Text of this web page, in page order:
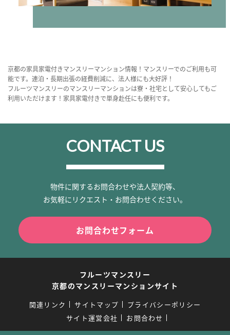
京都の家具家電付きマンスリーマンション情報！マンスリーでのご利用も可
能です。連泊・長期出張の経費削減に、法人様にも大好評！
フルーツマンスリーのマンスリーマンションは寮・社宅として安心してもご
利用いただけます！家具家電付きで単身赴任にも便利です。
CONTACT US
物件に関するお問合わせや法人契約等、
お気軽にリクエスト・お問合わせください。
お問合わせフォーム
フルーツマンスリー
京都のマンスリーマンションサイト
関連リンク サイトマップ
プライバシーポリシー
サイト運営会社
お問合わせ